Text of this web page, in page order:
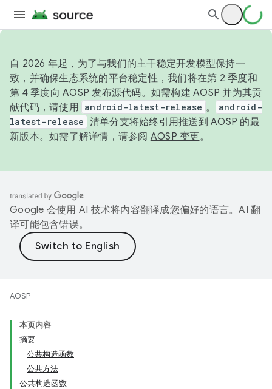
自 2026 年起，为了与我们的主干稳定开发模型保持一
致，并确保生态系统的平台稳定性，我们将在第 2 季度和
第 4 季度向 AOSP 发布源代码。如需构建 AOSP 并为其贡
献代码，请使用 android-latest-release 。
android-
latest-release 清单分支将始终引用推送到 AOSP 的最
新版本。如需了解详情，请参阅 AOSP 变更。
Google 会使用 AI 技术将内容翻译成您偏好的语言。AI 翻
译可能包含错误。
AOSP
本页内容
摘要
公共构造函数
公共方法
公共构造函数